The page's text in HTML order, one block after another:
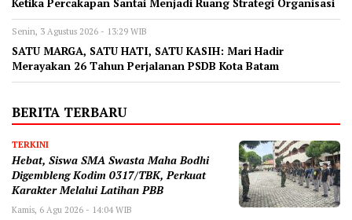
Ketika Percakapan Santai Menjadi Ruang Strategi Organisasi
Senin, 3 Agustus 2026 - 13:29 WIB
SATU MARGA, SATU HATI, SATU KASIH: Mari Hadir
Merayakan 26 Tahun Perjalanan PSDB Kota Batam
BERITA TERBARU
TERKINI
Hebat, Siswa SMA Swasta Maha Bodhi
Digembleng Kodim 0317/TBK, Perkuat
Karakter Melalui Latihan PBB
Kamis, 6 Agu 2026 - 14:04 WIB